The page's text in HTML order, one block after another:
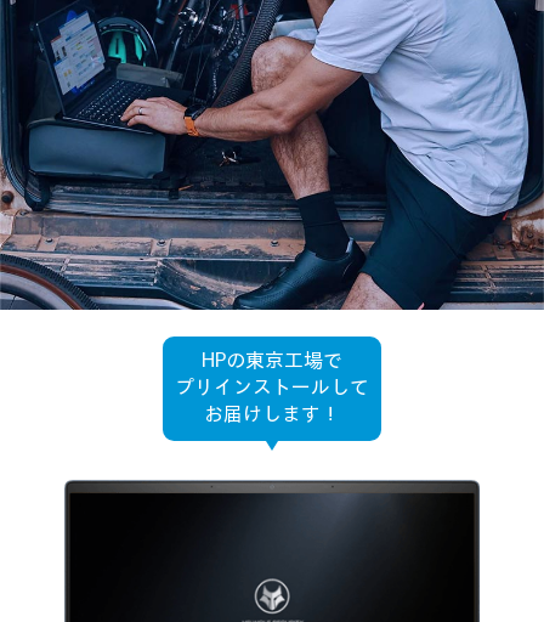
HPの東京工場で
プリインストールして
お届けします！